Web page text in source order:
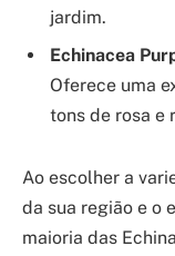
jardim.
Echinacea
Oferece uma
tons de rosa e
Ao escolher a
da sua região e o
maioria das